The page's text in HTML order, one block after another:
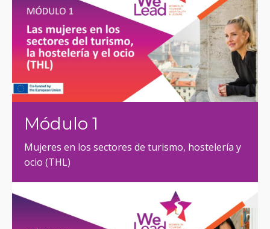
Módulo 1
Mujeres en los sectores de turismo, hostelería y
ocio (THL)